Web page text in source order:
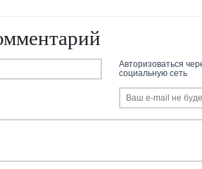
Авторизоваться
социальную сеть